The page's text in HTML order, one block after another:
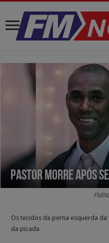
Pastor morre após
Os tecidos da perna esquerda
da picada